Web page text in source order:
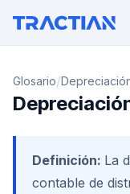
Glosario/
Definición: La
contable de